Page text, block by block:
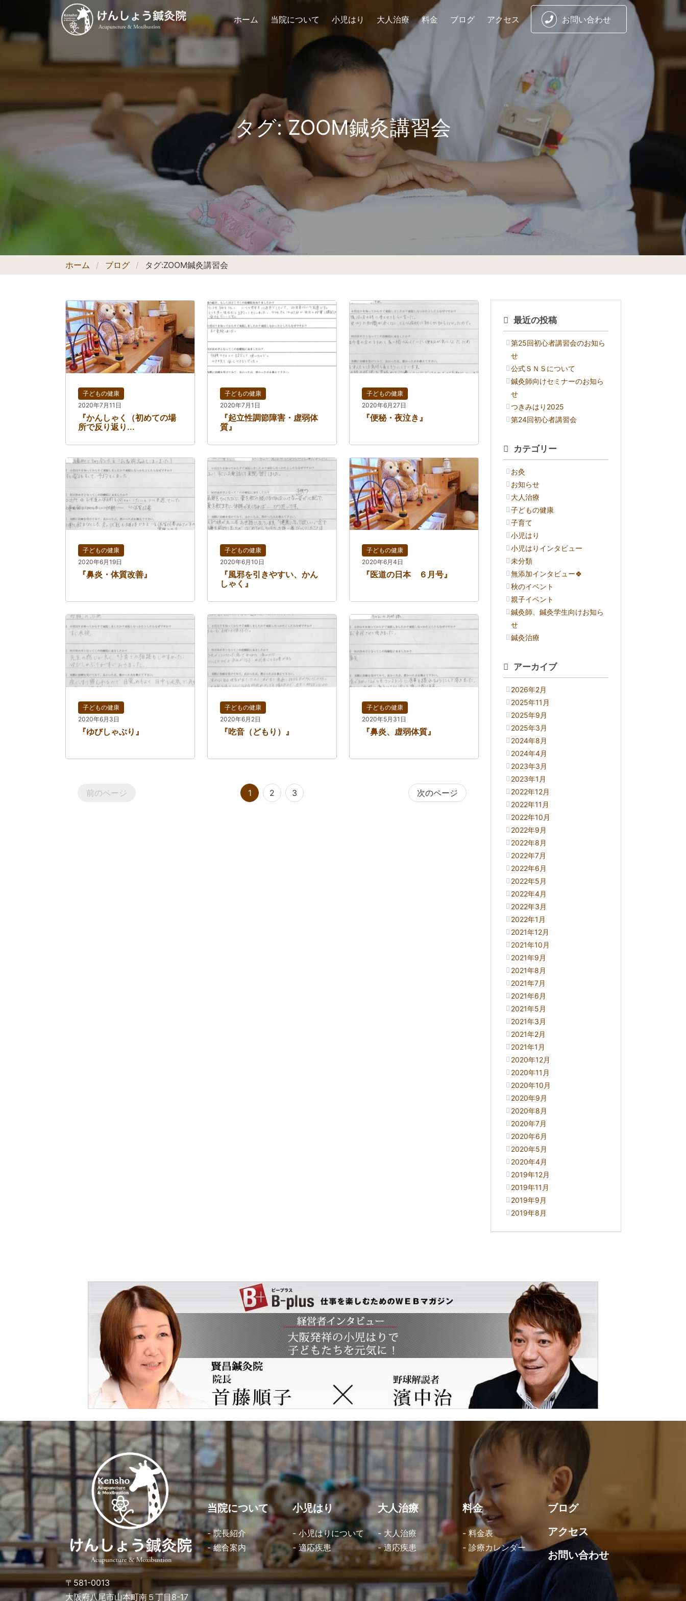
ホーム 当院について 小児はり 大人治療 料金 ブログ アクセス お問い合わせ
タグ:ZOOM鍼灸講習会
ホーム ブログ タグ:ZOOM鍼灸講習会
子どもの健康
2020年7月11日
『かんしゃく（初めての場
所で反り返り...
子どもの健康
2020年7月1日
『起立性調節障害・虚弱体
質』
子どもの健康
2020年6月27日
『便秘・夜泣き』
子どもの健康
2020年6月19日
『鼻炎・体質改善』
子どもの健康
2020年6月10日
『風邪を引きやすい、かん
しゃく』
子どもの健康
2020年6月4日
『医道の日本 ６月号』
子どもの健康
2020年6月3日
『ゆびしゃぶり』
子どもの健康
2020年6月2日
『吃音（どもり）』
子どもの健康
2020年5月31日
『鼻炎、虚弱体質』
前のページ 次のページ
1 2 3
最近の投稿
第25回初心者講習会のお知ら
せ
公式ＳＮＳについて
鍼灸師向けセミナーのお知ら
せ
つきみはり2025
第24回初心者講習会
カテゴリー
お灸
お知らせ
大人治療
子どもの健康
子育て
小児はり
小児はりインタビュー
未分類
無添加インタビュー🍀
秋のイベント
親子イベント
鍼灸師、鍼灸学生向けお知ら
せ
鍼灸治療
アーカイブ
2026年2月
2025年11月
2025年9月
2025年3月
2024年8月
2024年4月
2023年3月
2023年1月
2022年12月
2022年11月
2022年10月
2022年9月
2022年8月
2022年7月
2022年6月
2022年5月
2022年4月
2022年3月
2022年1月
2021年12月
2021年10月
2021年9月
2021年8月
2021年7月
2021年6月
2021年5月
2021年3月
2021年2月
2021年1月
2020年12月
2020年11月
2020年10月
2020年9月
2020年8月
2020年7月
2020年6月
2020年5月
2020年4月
2019年12月
2019年11月
2019年9月
2019年8月
〒581-0013
大阪府八尾市山本町南５丁目8-17
当院について
- 院長紹介
- 総合案内
小児はり
- 小児はりについて
- 適応疾患
大人治療
- 大人治療
- 適応疾患
料金
- 料金表
- 診療カレンダー
ブログ
アクセス
お問い合わせ